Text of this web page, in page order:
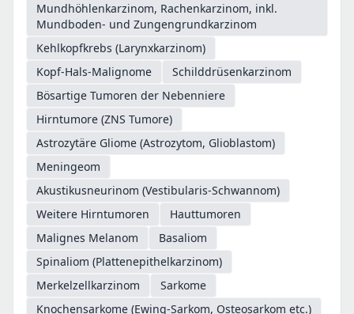
Mundhöhlenkarzinom, Rachenkarzinom, inkl.
Mundboden- und Zungengrundkarzinom
Kehlkopfkrebs (Larynxkarzinom)
Kopf-Hals-Malignome
Schilddrüsenkarzinom
Bösartige Tumoren der Nebenniere
Hirntumore (ZNS Tumore)
Astrozytäre Gliome (Astrozytom, Glioblastom)
Meningeom
Akustikusneurinom (Vestibularis-Schwannom)
Weitere Hirntumoren
Hauttumoren
Malignes Melanom
Basaliom
Spinaliom (Plattenepithelkarzinom)
Merkelzellkarzinom
Sarkome
Knochensarkome (Ewing-Sarkom, Osteosarkom etc.)